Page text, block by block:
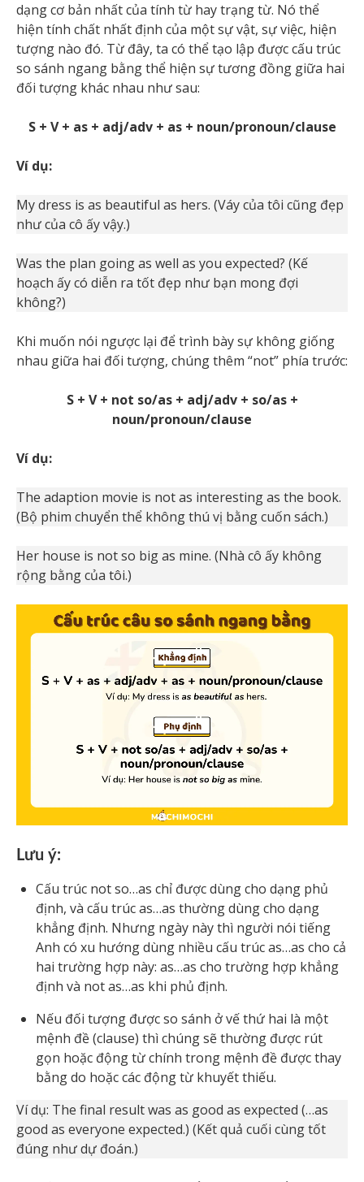
dạng cơ bản nhất của tính từ hay trạng từ. Nó thể
hiện tính chất nhất định của một sự vật, sự việc, hiện
tượng nào đó. Từ đây, ta có thể tạo lập được cấu trúc
so sánh ngang bằng thể hiện sự tương đồng giữa hai
đối tượng khác nhau như sau:
S + V + as + adj/adv + as + noun/pronoun/clause
Ví dụ:
My dress is as beautiful as hers. (Váy của tôi cũng đẹp
như của cô ấy vậy.)
Was the plan going as well as you expected? (Kế
hoạch ấy có diễn ra tốt đẹp như bạn mong đợi
không?)
Khi muốn nói ngược lại để trình bày sự không giống
nhau giữa hai đối tượng, chúng thêm “not” phía trước:
S + V + not so/as + adj/adv + so/as +
noun/pronoun/clause
Ví dụ:
The adaption movie is not as interesting as the book.
(Bộ phim chuyển thể không thú vị bằng cuốn sách.)
Her house is not so big as mine. (Nhà cô ấy không
rộng bằng của tôi.)
Lưu ý:
Cấu trúc not so…as chỉ được dùng cho dạng phủ
định, và cấu trúc as…as thường dùng cho dạng
khẳng định. Nhưng ngày này thì người nói tiếng
Anh có xu hướng dùng nhiều cấu trúc as…as cho cả
hai trường hợp này: as…as cho trường hợp khẳng
định và not as…as khi phủ định.
Nếu đối tượng được so sánh ở vế thứ hai là một
mệnh đề (clause) thì chúng sẽ thường được rút
gọn hoặc động từ chính trong mệnh đề được thay
bằng do hoặc các động từ khuyết thiếu.
Ví dụ: The final result was as good as expected (…as
good as everyone expected.) (Kết quả cuối cùng tốt
đúng như dự đoán.)